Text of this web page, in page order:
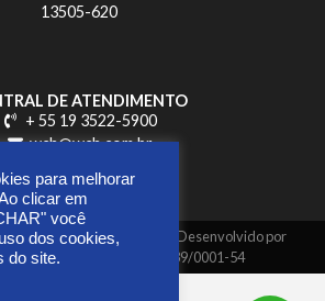
13505-620
DE ATENDIMENTO
+ 55 19 3522-5900
wch@wch.com.br
os direitos reservados | Desenvolvido por
Digital |
CNPJ 41.269.639/0001-54
para melhorar
clicar em
você
dos cookies,
do site.